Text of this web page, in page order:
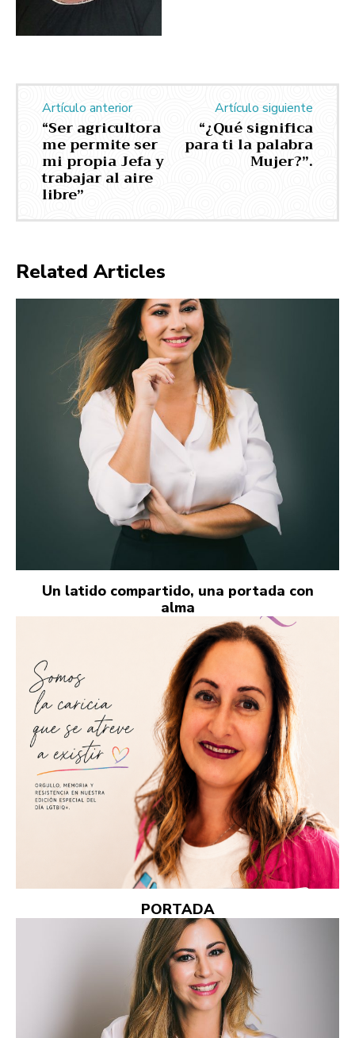
Artículo anterior
“Ser agricultora
me permite ser
mi propia Jefa y
trabajar al aire
libre”
Artículo siguiente
“¿Qué significa
para ti la palabra
Mujer?”.
Related Articles
Un latido compartido, una portada con
alma
PORTADA